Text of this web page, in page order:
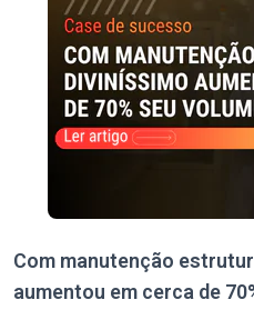
Com manutenção
aumentou em cerca de